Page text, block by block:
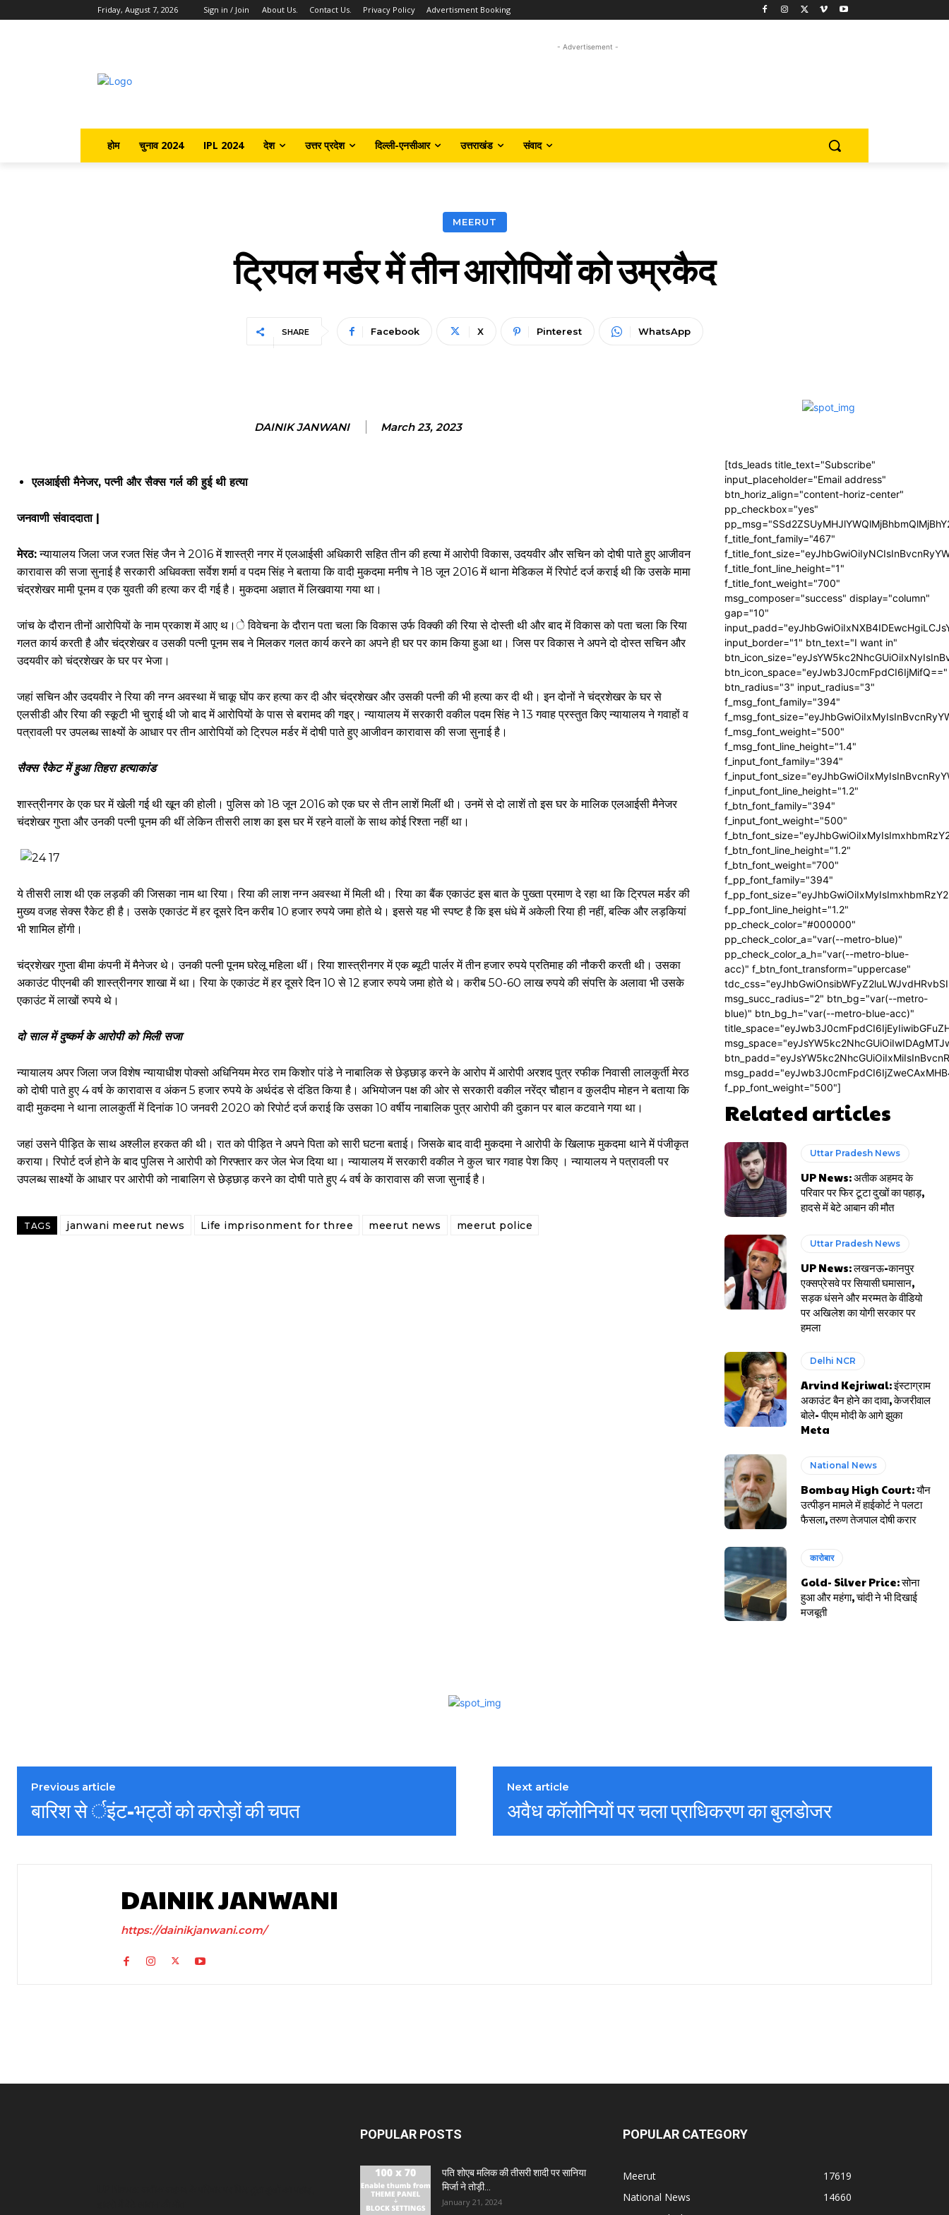
Friday, August 7, 2026 Sign in / Join About Us. Contact Us. Privacy Policy Advertisment Booking
- Advertisement -
होम चुनाव 2024 IPL 2024 देश उत्तर प्रदेश दिल्ली-एनसीआर उत्तराखंड संवाद
MEERUT
ट्रिपल मर्डर में तीन आरोपियों को उम्रकैद
SHARE Facebook X Pinterest WhatsApp
DAINIK JANWANI March 23, 2023
एलआईसी मैनेजर, पत्नी और सैक्स गर्ल की हुई थी हत्या
जनवाणी संवाददाता |
मेरठ:न्यायालय जिला जज रजत सिंह जैन ने 2016 में शास्त्री नगर में एलआईसी अधिकारी सहित तीन की हत्या में आरोपी विकास, उदयवीर और सचिन को दोषी पाते हुए आजीवन
कारावास की सजा सुनाई है सरकारी अधिवक्ता सर्वेश शर्मा व पदम सिंह ने बताया कि वादी मुकदमा मनीष ने 18 जून 2016 में थाना मेडिकल में रिपोर्ट दर्ज कराई थी कि उसके मामा
चंद्रशेखर मामी पूनम व एक युवती की हत्या कर दी गई है। मुकदमा अज्ञात में लिखवाया गया था।
जांच के दौरान तीनों आरोपियों के नाम प्रकाश में आए थ।े विवेचना के दौरान पता चला कि विकास उर्फ विक्की की रिया से दोस्ती थी और बाद में विकास को पता चला कि रिया
गलत कार्य करती है और चंद्रशेखर व उसकी पत्नी पूनम सब ने मिलकर गलत कार्य करने का अपने ही घर पर काम किया हुआ था। जिस पर विकास ने अपने दो दोस्त सचिन और
उदयवीर को चंद्रशेखर के घर पर भेजा।
जहां सचिन और उदयवीर ने रिया की नग्न अवस्था में चाकू घोंप कर हत्या कर दी और चंद्रशेखर और उसकी पत्नी की भी हत्या कर दी थी। इन दोनों ने चंद्रशेखर के घर से
एलसीडी और रिया की स्कूटी भी चुराई थी जो बाद में आरोपियों के पास से बरामद की गइर्। न्यायालय में सरकारी वकील पदम सिंह ने 13 गवाह प्रस्तुत किए न्यायालय ने गवाहों व
पत्रावली पर उपलब्ध साक्ष्यों के आधार पर तीन आरोपियों को ट्रिपल मर्डर में दोषी पाते हुए आजीवन कारावास की सजा सुनाई है।
सैक्स रैकेट में हुआ तिहरा हत्याकांड
शास्त्रीनगर के एक घर में खेली गई थी खून की होली। पुलिस को 18 जून 2016 को एक घर से तीन लाशें मिलीं थी। उनमें से दो लाशें तो इस घर के मालिक एलआईसी मैनेजर
चंदशेखर गुप्ता और उनकी पत्नी पूनम की थीं लेकिन तीसरी लाश का इस घर में रहने वालों के साथ कोई रिश्ता नहीं था।
ये तीसरी लाश थी एक लड़की की जिसका नाम था रिया। रिया की लाश नग्न अवस्था में मिली थी। रिया का बैंक एकाउंट इस बात के पुख्ता प्रमाण दे रहा था कि ट्रिपल मर्डर की
मुख्य वजह सेक्स रैकेट ही है। उसके एकाउंट में हर दूसरे दिन करीब 10 हजार रुपये जमा होते थे। इससे यह भी स्पष्ट है कि इस धंधे में अकेली रिया ही नहीं, बल्कि और लड़कियां
भी शामिल होंगी।
चंद्रशेखर गुप्ता बीमा कंपनी में मैनेजर थे। उनकी पत्नी पूनम घरेलू महिला थीं। रिया शास्त्रीनगर में एक ब्यूटी पार्लर में तीन हजार रुपये प्रतिमाह की नौकरी करती थी। उसका
अकाउंट पीएनबी की शास्त्रीनगर शाखा में था। रिया के एकाउंट में हर दूसरे दिन 10 से 12 हजार रुपये जमा होते थे। करीब 50-60 लाख रुपये की संपत्ति के अलावा भी उसके
एकाउंट में लाखों रुपये थे।
दो साल में दुष्कर्म के आरोपी को मिली सजा
न्यायालय अपर जिला जज विशेष न्यायाधीश पोक्सो अधिनियम मेरठ राम किशोर पांडे ने नाबालिक से छेड़छाड़ करने के आरोप में आरोपी अरशद पुत्र रफीक निवासी लालकुर्ती मेरठ
को दोषी पाते हुए 4 वर्ष के कारावास व अंकन 5 हजार रुपये के अर्थदंड से दंडित किया है। अभियोजन पक्ष की ओर से सरकारी वकील नरेंद्र चौहान व कुलदीप मोहन ने बताया कि
वादी मुकदमा ने थाना लालकुर्ती में दिनांक 10 जनवरी 2020 को रिपोर्ट दर्ज कराई कि उसका 10 वर्षीय नाबालिक पुत्र आरोपी की दुकान पर बाल कटवाने गया था।
जहां उसने पीड़ित के साथ अश्लील हरकत की थी। रात को पीड़ित ने अपने पिता को सारी घटना बताई। जिसके बाद वादी मुकदमा ने आरोपी के खिलाफ मुकदमा थाने में पंजीकृत
कराया। रिपोर्ट दर्ज होने के बाद पुलिस ने आरोपी को गिरफ्तार कर जेल भेज दिया था। न्यायालय में सरकारी वकील ने कुल चार गवाह पेश किए । न्यायालय ने पत्रावली पर
उपलब्ध साक्ष्यों के आधार पर आरोपी को नाबालिग से छेड़छाड़ करने का दोषी पाते हुए 4 वर्ष के कारावास की सजा सुनाई है।
TAGS janwani meerut news Life imprisonment for three meerut news meerut police
[tds_leads title_text="Subscribe"
input_placeholder="Email address"
btn_horiz_align="content-horiz-center"
pp_checkbox="yes"
f_title_font_family="467"
f_title_font_line_height="1"
f_title_font_weight="700"
msg_composer="success" display="column"
gap="10"
input_border="1" btn_text="I want in"
btn_icon_space="eyJwb3J0cmFpdCI6IjMifQ=="
btn_radius="3" input_radius="3"
f_msg_font_family="394"
f_msg_font_weight="500"
f_msg_font_line_height="1.4"
f_input_font_family="394"
f_input_font_line_height="1.2"
f_btn_font_family="394"
f_input_font_weight="500"
f_btn_font_line_height="1.2"
f_btn_font_weight="700"
f_pp_font_family="394"
f_pp_font_line_height="1.2"
pp_check_color="#000000"
pp_check_color_a="var(--metro-blue)"
pp_check_color_a_h="var(--metro-blue-
acc)" f_btn_font_transform="uppercase"
msg_succ_radius="2" btn_bg="var(--metro-
blue)" btn_bg_h="var(--metro-blue-acc)"
f_pp_font_weight="500"]
Related articles
Uttar Pradesh News
UP News: अतीक अहमद के
परिवार पर फिर टूटा दुखों का पहाड़,
हादसे में बेटे आबान की मौत
Uttar Pradesh News
UP News: लखनऊ-कानपुर
एक्सप्रेसवे पर सियासी घमासान,
सड़क धंसने और मरम्मत के वीडियो
पर अखिलेश का योगी सरकार पर
हमला
Delhi NCR
Arvind Kejriwal: इंस्टाग्राम
अकाउंट बैन होने का दावा, केजरीवाल
बोले- पीएम मोदी के आगे झुका
Meta
National News
Bombay High Court: यौन
उत्पीड़न मामले में हाईकोर्ट ने पलटा
फैसला, तरुण तेजपाल दोषी करार
कारोबार
Gold- Silver Price: सोना
हुआ और महंगा, चांदी ने भी दिखाई
मजबूती
Previous article
बारिश से र्इंट-भट्ठों को करोड़ों की चपत
Next article
अवैध कॉलोनियों पर चला प्राधिकरण का बुलडोजर
DAINIK JANWANI
https://dainikjanwani.com/
POPULAR POSTS
पति शोएब मलिक की तीसरी शादी पर सानिया
मिर्जा ने तोड़ी...
January 21, 2024
POPULAR CATEGORY
Meerut
17619
National News
14660